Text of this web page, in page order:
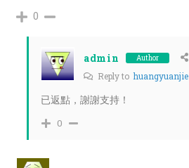
0
admin Author
Reply tohuangyuanjie
已返點，謝謝支持！
0